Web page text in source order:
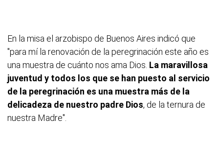
En la misa el arzobispo de Buenos Aires indicó que
"para mí la renovación de la peregrinación este año es
una muestra de cuánto nos ama Dios. La maravillosa
juventud y todos los que se han puesto al servicio
de la peregrinación es una muestra más de la
delicadeza de nuestro padre Dios, de la ternura de
nuestra Madre".